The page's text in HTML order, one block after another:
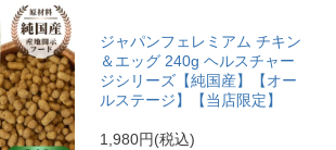
ジャパンフェレミアム チキン
＆エッグ 240g ヘルスチャー
ジシリーズ【純国産】【オー
ルステージ】【当店限定】
1,980円(税込)